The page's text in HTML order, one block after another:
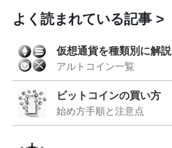
よく読まれている記事
仮想通貨を種類別に解説
アルトコイン一覧
ビットコインの買い方
始め方手順と注意点